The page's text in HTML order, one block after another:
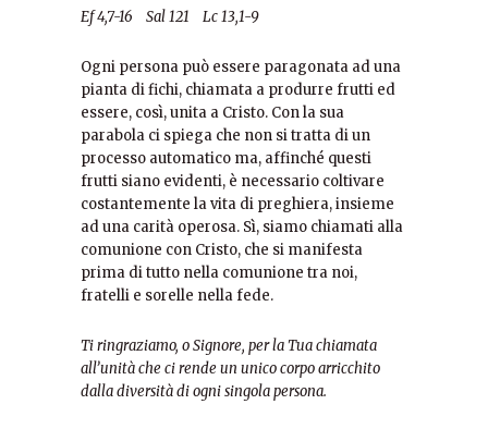
Ef 4,7-16 Sal 121 Lc 13,1-9
Ogni persona può essere paragonata ad una
pianta di fichi, chiamata a produrre frutti ed
essere, così, unita a Cristo. Con la sua
parabola ci spiega che non si tratta di un
processo automatico ma, affinché questi
frutti siano evidenti, è necessario coltivare
costantemente la vita di preghiera, insieme
ad una carità operosa. Sì, siamo chiamati alla
comunione con Cristo, che si manifesta
prima di tutto nella comunione tra noi,
fratelli e sorelle nella fede.
Ti ringraziamo, o Signore, per la Tua chiamata
all’unità che ci rende un unico corpo arricchito
dalla diversità di ogni singola persona.